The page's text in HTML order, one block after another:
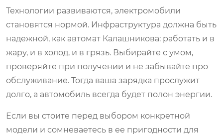
Технологии развиваются, электромобили
становятся нормой. Инфраструктура должна быть
надежной, как автомат Калашникова: работать и в
жару, и в холод, и в грязь. Выбирайте с умом,
проверяйте при получении и не забывайте про
обслуживание. Тогда ваша зарядка прослужит
долго, а автомобиль всегда будет полон энергии.
Если вы стоите перед выбором конкретной
модели и сомневаетесь в ее пригодности для